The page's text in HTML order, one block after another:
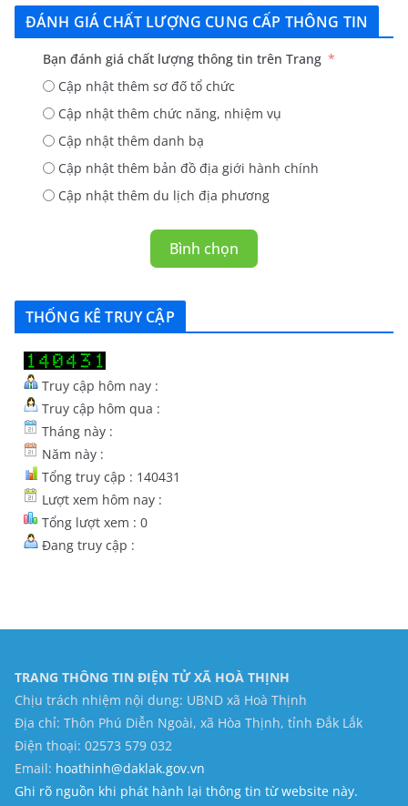
ĐÁNH GIÁ CHẤT LƯỢNG CUNG CẤP THÔNG TIN
Bạn đánh giá chất lượng thông tin trên Trang
Cập nhật thêm sơ đố tổ chức
Cập nhật thêm chức năng, nhiệm vụ
Cập nhật thêm danh bạ
Cập nhật thêm bản đồ địa giới hành chính
Cập nhật thêm du lịch địa phương
Bình chọn
THỐNG KÊ TRUY CẬP
Truy cập hôm nay :
Truy cập hôm qua :
Tháng này :
Năm này :
Tổng truy cập : 140431
Lượt xem hôm nay :
Tổng lượt xem : 0
Đang truy cập :
TRANG THÔNG TIN ĐIỆN TỬ XÃ HOÀ THỊNH
Chịu trách nhiệm nội dung: UBND xã Hoà Thịnh
Địa chỉ: Thôn Phú Diễn Ngoài, xã Hòa Thịnh, tỉnh Đắk Lắk
Điện thoại: 02573 579 032
Email: hoathinh@daklak.gov.vn
Ghi rõ nguồn khi phát hành lại thông tin từ website này.